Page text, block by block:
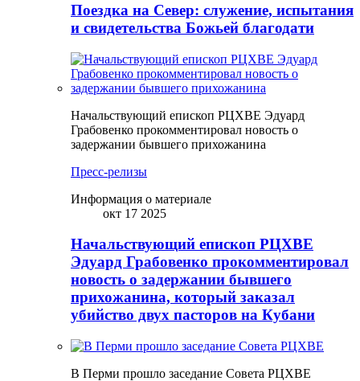
Поездка на Север: служение, испытания
и свидетельства Божьей благодати
Начальствующий епископ РЦХВЕ Эдуард
Грабовенко прокомментировал новость о
задержании бывшего прихожанина
Пресс-релизы
Информация о материале
окт 17 2025
Начальствующий епископ РЦХВЕ
Эдуард Грабовенко прокомментировал
новость о задержании бывшего
прихожанина, который заказал
убийство двух пасторов на Кубани
В Перми прошло заседание Совета РЦХВЕ